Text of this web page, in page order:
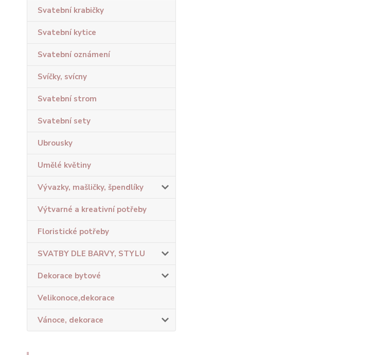
Svatební krabičky
Svatební kytice
Svatební oznámení
Svíčky, svícny
Svatební strom
Svatební sety
Ubrousky
Umělé květiny
Vývazky, mašličky, špendlíky
Výtvarné a kreativní potřeby
Floristické potřeby
SVATBY DLE BARVY, STYLU
Dekorace bytové
Velikonoce,dekorace
Vánoce, dekorace